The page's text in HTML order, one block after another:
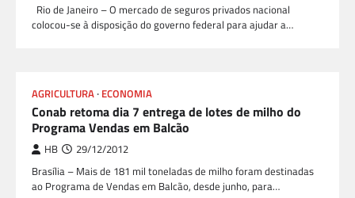
Rio de Janeiro – O mercado de seguros privados nacional
colocou-se à disposição do governo federal para ajudar a…
AGRICULTURA ECONOMIA
Conab retoma dia 7 entrega de lotes de milho do
Programa Vendas em Balcão
HB 29/12/2012
Brasília – Mais de 181 mil toneladas de milho foram destinadas
ao Programa de Vendas em Balcão, desde junho, para…